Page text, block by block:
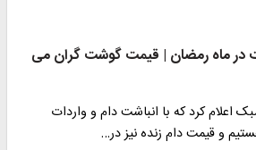
ماه رمضان | قیمت گوشت گران می
اعلام کرد که با انباشت دام و واردات
و قیمت دام زنده نیز در…